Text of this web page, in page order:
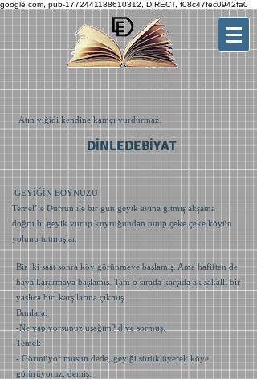
google.com, pub-1772441188610312, DIRECT, f08c47fec0942fa0
Atın yiğidi kendine kamçı vurdurmaz.
DİNLEDEBİYAT
GEYİĞİN BOYNUZU
Temel’le Dursun ile bir gün geyik avına gitmiş akşama
doğru bi geyik vurup kuyruğundan tutup çeke çeke köyün
yolunu tutmuşlar.
Bir iki saat sonra köy görünmeye başlamış. Ama hafiften de
hava kararmaya başlamış. Tam o sırada karşıda ak sakallı bir
yaşlıca biri karşılarına çıkmış.
Bunlara:
-Ne yapıyorsunuz uşağım? diye sormuş.
Temel:
- Görmüyor musun dede, geyiği sürüklüyerek köye
götürüyoruz, demiş.